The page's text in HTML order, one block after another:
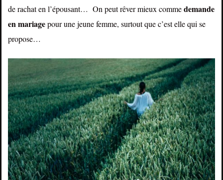
de rachat en l’épousant… On peut rêver mieux commedemande
enmariagepour une jeune femme, surtout que c’est elle qui se
propose…